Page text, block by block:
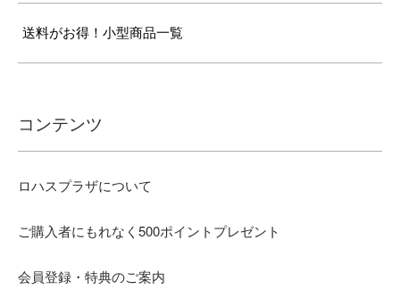
送料がお得！小型商品一覧
コンテンツ
ロハスプラザについて
ご購入者にもれなく500ポイントプレゼント
会員登録・特典のご案内